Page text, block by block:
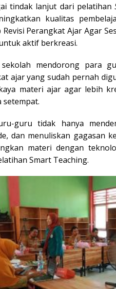
tindak lanjut dari pelatihan
kualitas
Perangkat Ajar Agar
aktif berkreasi.
mendorong para
ajar yang sudah pernah
materi ajar agar lebih
setempat.
guru tidak hanya
dan menuliskan gagasan
materi dengan
Smart Teaching.